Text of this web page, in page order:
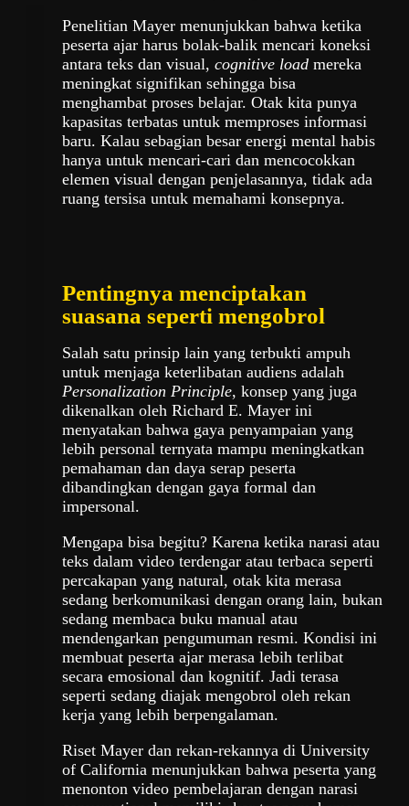
Penelitian Mayer menunjukkan bahwa ketika
peserta ajar harus bolak-balik mencari koneksi
antara teks dan visual, cognitive load mereka
meningkat signifikan sehingga bisa
menghambat proses belajar. Otak kita punya
kapasitas terbatas untuk memproses informasi
baru. Kalau sebagian besar energi mental habis
hanya untuk mencari-cari dan mencocokkan
elemen visual dengan penjelasannya, tidak ada
ruang tersisa untuk memahami konsepnya.
Pentingnya menciptakan
suasana seperti mengobrol
Salah satu prinsip lain yang terbukti ampuh
untuk menjaga keterlibatan audiens adalah
Personalization Principle, konsep yang juga
dikenalkan oleh Richard E. Mayer ini
menyatakan bahwa gaya penyampaian yang
lebih personal ternyata mampu meningkatkan
pemahaman dan daya serap peserta
dibandingkan dengan gaya formal dan
impersonal.
Mengapa bisa begitu? Karena ketika narasi atau
teks dalam video terdengar atau terbaca seperti
percakapan yang natural, otak kita merasa
sedang berkomunikasi dengan orang lain, bukan
sedang membaca buku manual atau
mendengarkan pengumuman resmi. Kondisi ini
membuat peserta ajar merasa lebih terlibat
secara emosional dan kognitif. Jadi terasa
seperti sedang diajak mengobrol oleh rekan
kerja yang lebih berpengalaman.
Riset Mayer dan rekan-rekannya di University
of California menunjukkan bahwa peserta yang
menonton video pembelajaran dengan narasi